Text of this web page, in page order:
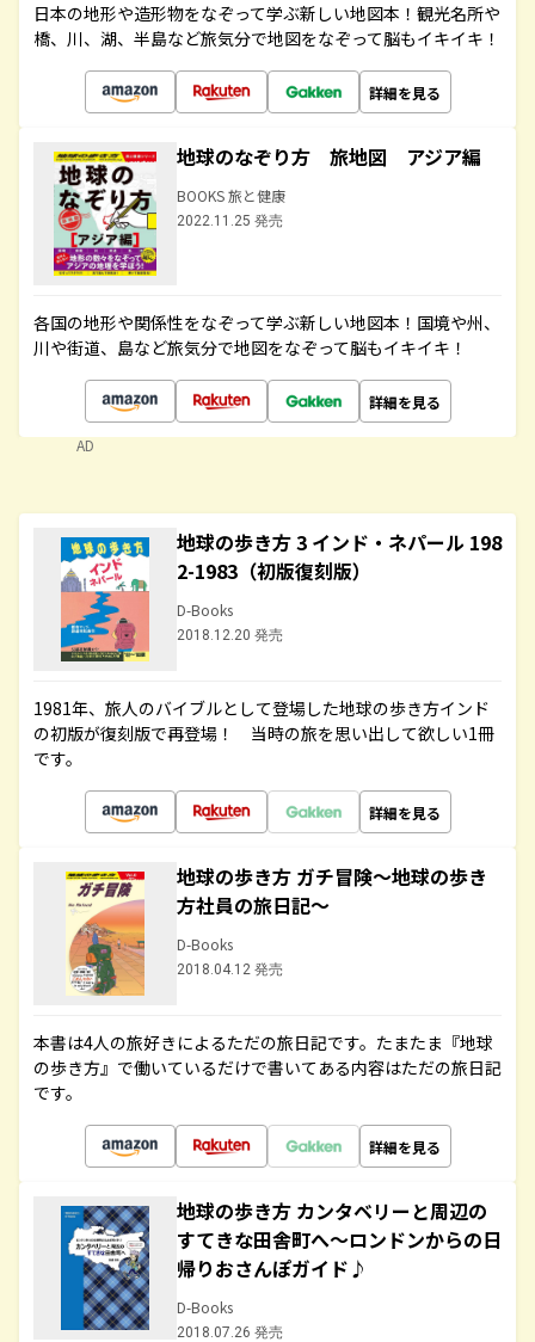
日本の地形や造形物をなぞって学ぶ新しい地図本！観光名所や
橋、川、湖、半島など旅気分で地図をなぞって脳もイキイキ！
詳細を見る
地球のなぞり方 旅地図 アジア編
BOOKS 旅と健康
2022.11.25 発売
各国の地形や関係性をなぞって学ぶ新しい地図本！国境や州、
川や街道、島など旅気分で地図をなぞって脳もイキイキ！
詳細を見る
AD
地球の歩き方 3 インド・ネパール 198
2-1983（初版復刻版）
D-Books
2018.12.20 発売
1981年、旅人のバイブルとして登場した地球の歩き方インド
の初版が復刻版で再登場！ 当時の旅を思い出して欲しい1冊
です。
詳細を見る
地球の歩き方 ガチ冒険～地球の歩き
方社員の旅日記～
D-Books
2018.04.12 発売
本書は4人の旅好きによるただの旅日記です。たまたま『地球
の歩き方』で働いているだけで書いてある内容はただの旅日記
です。
詳細を見る
地球の歩き方 カンタベリーと周辺の
すてきな田舎町へ～ロンドンからの日
帰りおさんぽガイド♪
D-Books
2018.07.26 発売